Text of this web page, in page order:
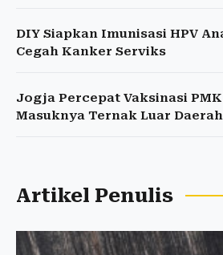
DIY Siapkan Imunisasi HPV
Cegah Kanker Serviks
Jogja Percepat Vaksinasi
Masuknya Ternak Luar Daerah
Artikel Penulis